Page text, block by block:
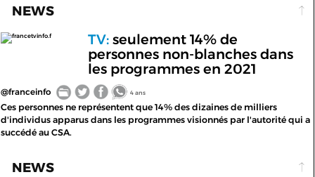
NEWS
francetvinfo.f TV:seulement 14% de
personnes non-blanches dans
les programmes en 2021
@franceinfo 4 ans
Ces personnes ne représentent que 14% des dizaines de milliers
d'individus apparus dans les programmes visionnés par l'autorité qui a
succédé au CSA.
NEWS